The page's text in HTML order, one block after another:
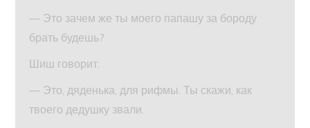
— Это зачем же ты моего папашу за бороду
брать будешь?
Шиш говорит:
— Это, дяденька, для рифмы. Ты скажи, как
твоего дедушку звали.